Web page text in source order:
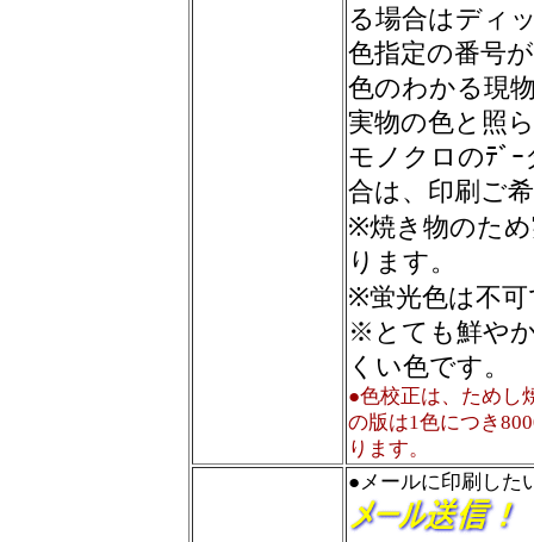
る場合はディ
色指定の番号
色のわかる現
実物の色と照
モノクロのﾃﾞ
合は、印刷ご
※焼き物のた
ります。
※蛍光色は不
※とても鮮や
くい色です。
●色校正は、ためし
の版は1色につき
ります。
●メールに印刷した